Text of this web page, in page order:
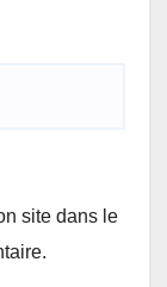
site dans le